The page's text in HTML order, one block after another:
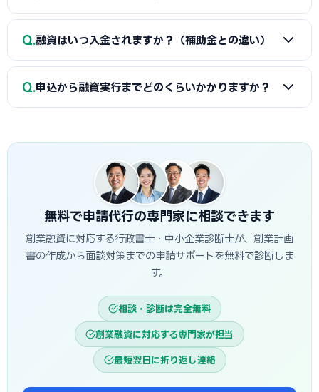
宇土市の市場環境や自身の強みを踏まえた、堅実かつ実現可
能な計画ほど高く評価されます。創業融資代行はこの作り込
A
一般的に、創業計画書、資金繰り表、見積書、自己資金
決算書などが必要です。創業融資代行はこれらの書類作成・
整備と不備チェックを代行し、面談で説明すべき要点まで準
Q 融資はいつ入金されますか？（補助金との違い）
A
融資は補助金と違い「前払い」です。審査通過・契約後
Q 申込から融資実行までどのくらいかかりますか？
資実行までおおむね3週間〜1.5か月程度が目安です。信用保
証協会・制度融資は金融機関と保証協会の二段階審査のた
め、もう少し時間がかかる場合があります。創業スケジュール
から逆算し、早めに準備を始めることが重要です。
無料で申請代行の専門家に相談できます
創業融資に対応する行政書士・中小企業診断士が、創業計画
書の作成から面談対策までの申請サポートを無料で診断しま
す。
相談・診断は完全無料
創業融資に対応する専門家が担当
最短翌日に折り返し連絡